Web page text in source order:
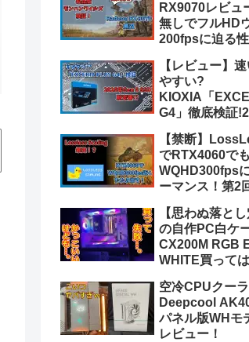
RX9070レビュ
無しでフルHD
200fpsに迫る性
【レビュー】
やすい?
KIOXIA「
G4」徹底検証
【PR】
【禁断】
でRTX4060でも
WQHD300fps
ーマンス！第2
最新版を検証！
【思わぬ落と
の自作PC白ケ
CX200M RGB
WHITE買って
ス】
空冷CPUクー
Deepcool
パネル版WHモ
レビュー！